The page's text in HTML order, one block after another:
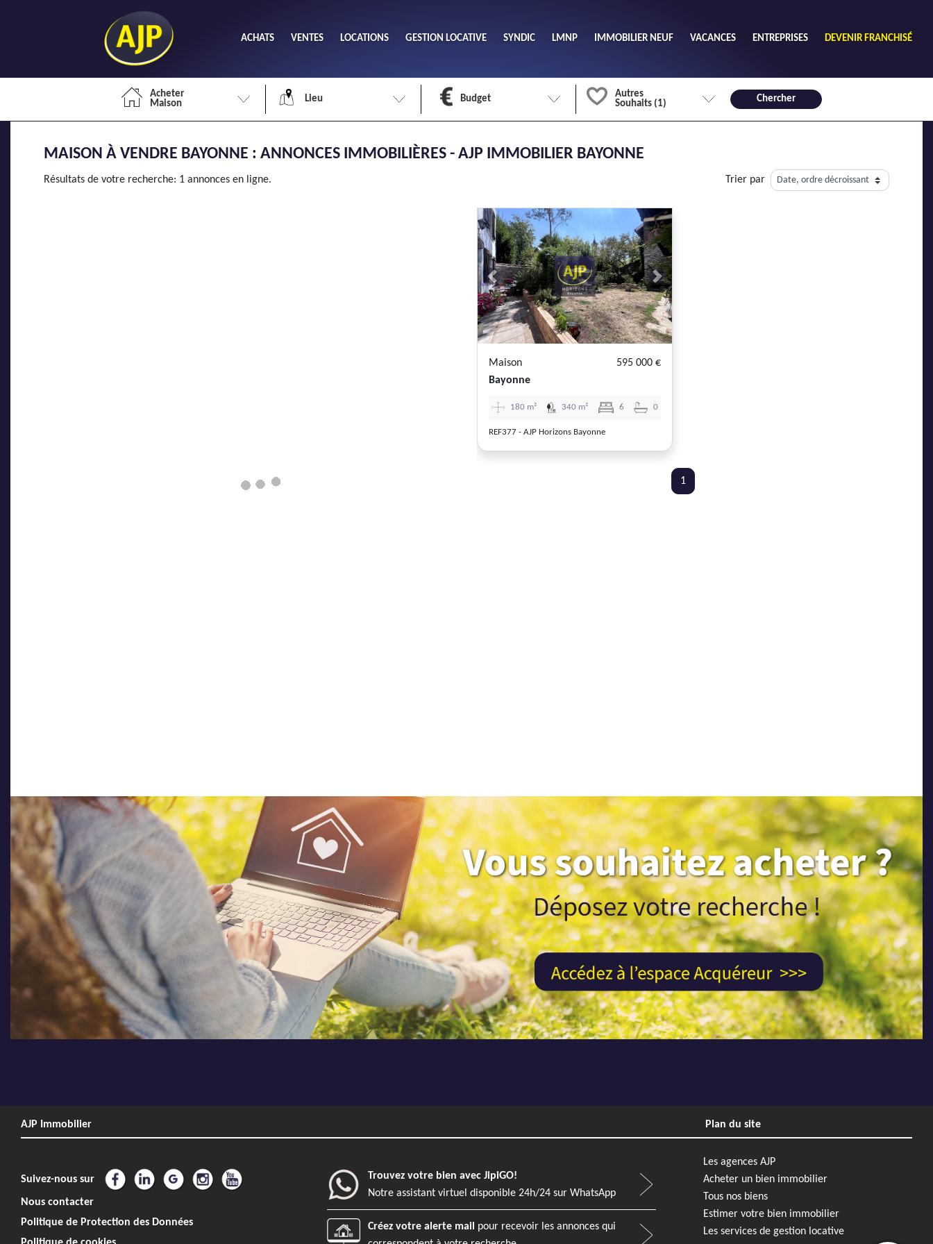
ACHATS VENTES LOCATIONS GESTION LOCATIVE SYNDIC LMNP IMMOBILIER NEUF VACANCES ENTREPRISES DEVENIR FRANCHISÉ
Acheter
Maison
Lieu Budget
min
Autres
Souhaits (1)
1
2 3
Chercher
MAISON À VENDRE BAYONNE : ANNONCES IMMOBILIÈRES - AJP IMMOBILIER BAYONNE
Résultats de votre recherche: 1 annonces en ligne. Trier par
Previous Next
Maison
595 000 €
Bayonne
180 m² 340 m² 6 0
REF377 - AJP Horizons Bayonne
1
AJP Immobilier Plan du site
Suivez-nous sur
Nous contacter
Politique de Protection des Données
Trouvez votre bien avec JipiGO!
Notre assistant virtuel disponible 24h/24 sur WhatsApp
Créez votre alerte mail pour recevoir les annonces qui
Les agences AJP
Acheter un bien immobilier
Tous nos biens
Estimer votre bien immobilier
Les services de gestion locative